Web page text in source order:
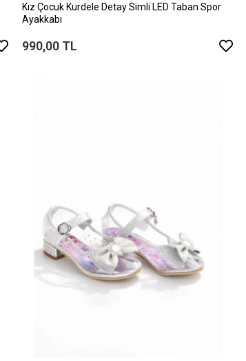
Kız Çocuk Kurdele Detay Simli LED Taban Spor
Ayakkabı
990,00 TL